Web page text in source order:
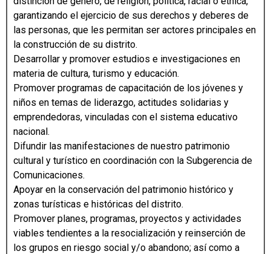
garantizando el ejercicio de sus derechos y deberes de
las personas, que les permitan ser actores principales en
la construcción de su distrito.
Desarrollar y promover estudios e investigaciones en
materia de cultura, turismo y educación.
Promover programas de capacitación de los jóvenes y
niños en temas de liderazgo, actitudes solidarias y
emprendedoras, vinculadas con el sistema educativo
nacional.
Difundir las manifestaciones de nuestro patrimonio
cultural y turístico en coordinación con la Subgerencia de
Comunicaciones.
Apoyar en la conservación del patrimonio histórico y
zonas turísticas e históricas del distrito.
Promover planes, programas, proyectos y actividades
viables tendientes a la resocialización y reinserción de
los grupos en riesgo social y/o abandono; así como a